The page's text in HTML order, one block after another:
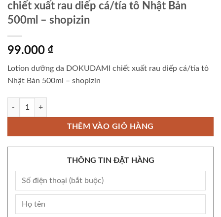
chiết xuất rau diếp cá/tía tô Nhật Bản
500ml – shopizin
99.000 ₫
Lotion dưỡng da DOKUDAMI chiết xuất rau diếp cá/tía tô
Nhật Bản 500ml – shopizin
Còn kho Bộ Lotion dưỡng da DOKUDAMI chiết xuất rau diếp cá/tía
THÊM VÀO GIỎ HÀNG
THÔNG TIN ĐẶT HÀNG